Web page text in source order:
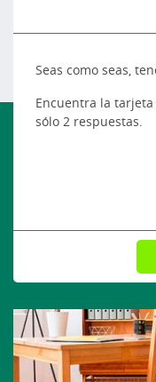
Seas como seas,
Encuentra la
sólo 2 respuestas.